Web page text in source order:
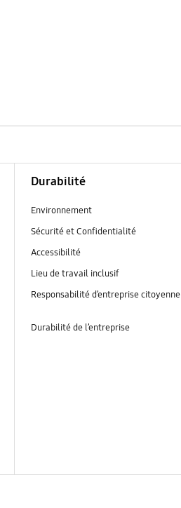
Durabilité
Environnement
Sécurité et Confidentialité
Accessibilité
Lieu de travail inclusif
Responsabilité d’entreprise citoyenne
Durabilité de l’entreprise